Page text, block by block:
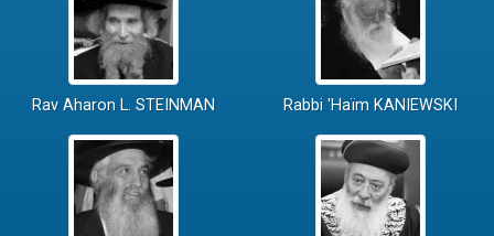
Rav Aharon L. STEINMAN Rabbi 'Haïm KANIEWSKI